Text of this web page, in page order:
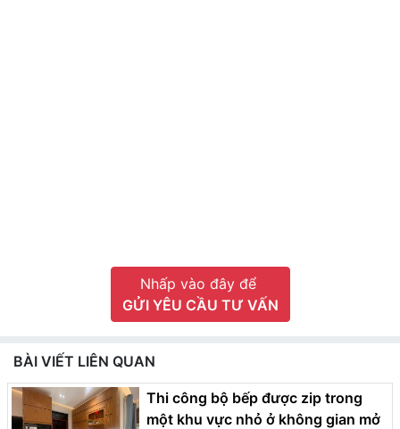
Nhấp vào đây để
GỬI YÊU CẦU TƯ VẤN
BÀI VIẾT LIÊN QUAN
Thi công bộ bếp được zip trong
một khu vực nhỏ ở không gian mở